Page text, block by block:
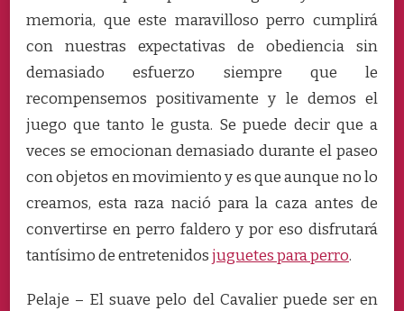
memoria, que este maravilloso perro cumplirá
con nuestras expectativas de obediencia sin
demasiado esfuerzo siempre que le
recompensemos positivamente y le demos el
juego que tanto le gusta. Se puede decir que a
veces se emocionan demasiado durante el paseo
con objetos en movimiento y es que aunque no lo
creamos, esta raza nació para la caza antes de
convertirse en perro faldero y por eso disfrutará
tantísimo de entretenidosjuguetes para perro.
Pelaje – El suave pelo del Cavalier puede ser en